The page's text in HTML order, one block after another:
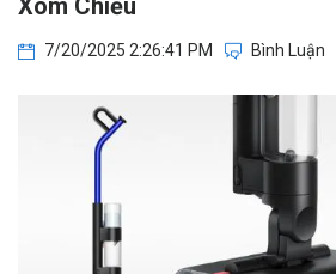
Xóm Chiếu
7/20/2025 2:26:41 PM Bình Luận